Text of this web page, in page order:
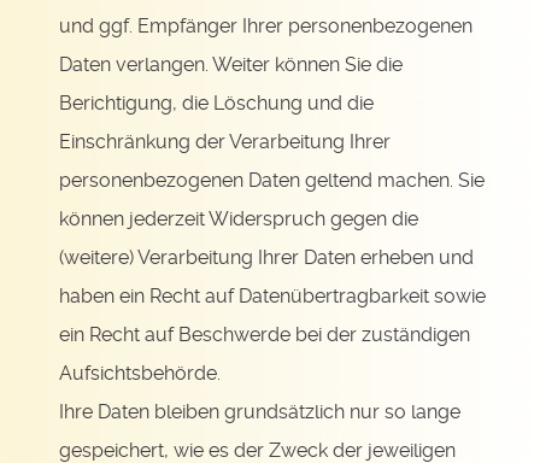
und ggf. Empfänger Ihrer personenbezogenen
Daten verlangen. Weiter können Sie die
Berichtigung, die Löschung und die
Einschränkung der Verarbeitung Ihrer
personenbezogenen Daten geltend machen. Sie
können jederzeit Widerspruch gegen die
(weitere) Verarbeitung Ihrer Daten erheben und
haben ein Recht auf Datenübertragbarkeit sowie
ein Recht auf Beschwerde bei der zuständigen
Aufsichtsbehörde.
Ihre Daten bleiben grundsätzlich nur so lange
gespeichert, wie es der Zweck der jeweiligen